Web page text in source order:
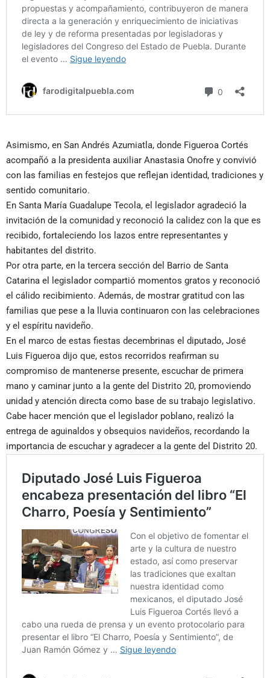
Asimismo, en San Andrés Azumiatla, donde Figueroa Cortés
acompañó a la presidenta auxiliar Anastasia Onofre y convivió
con las familias en festejos que reflejan identidad, tradiciones y
sentido comunitario.
En Santa María Guadalupe Tecola, el legislador agradeció la
invitación de la comunidad y reconoció la calidez con la que es
recibido, fortaleciendo los lazos entre representantes y
habitantes del distrito.
Por otra parte, en la tercera sección del Barrio de Santa
Catarina el legislador compartió momentos gratos y reconoció
el cálido recibimiento. Además, de mostrar gratitud con las
familias que pese a la lluvia continuaron con las celebraciones
y el espíritu navideño.
En el marco de estas fiestas decembrinas el diputado, José
Luis Figueroa dijo que, estos recorridos reafirman su
compromiso de mantenerse presente, escuchar de primera
mano y caminar junto a la gente del Distrito 20, promoviendo
unidad y atención directa como base de su trabajo legislativo.
Cabe hacer mención que el legislador poblano, realizó la
entrega de aguinaldos y obsequios navideños, recordando la
importancia de escuchar y agradecer a la gente del Distrito 20.